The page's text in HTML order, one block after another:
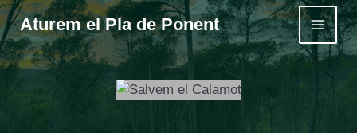
Vés
al
contingut
Aturem el Pla de Ponent
MAIN